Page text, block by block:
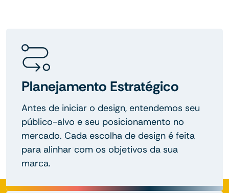
Planejamento Estratégico
Antes de iniciar o design, entendemos seu
público-alvo e seu posicionamento no
mercado. Cada escolha de design é feita
para alinhar com os objetivos da sua
marca.